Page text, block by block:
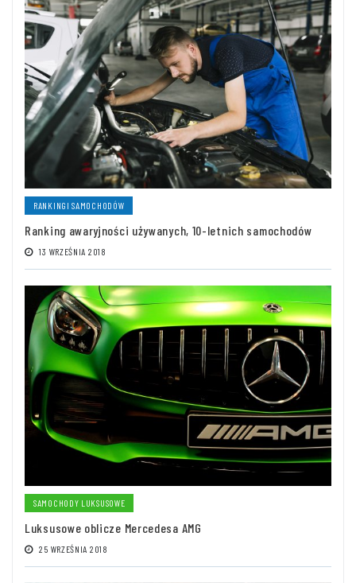
RANKINGI SAMOCHODÓW
Ranking awaryjności używanych, 10-letnich samochodów
13 WRZEŚNIA 2018
SAMOCHODY LUKSUSOWE
Luksusowe oblicze Mercedesa AMG
25 WRZEŚNIA 2018